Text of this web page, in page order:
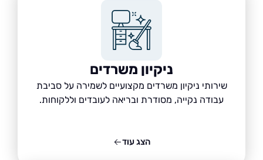
ניקיון משרדים
שירותי ניקיון משרדים מקצועיים לשמירה על סביבת
עבודה נקייה, מסודרת ובריאה לעובדים וללקוחות.